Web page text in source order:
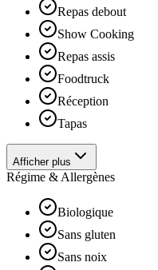
Repas debout
Show Cooking
Repas assis
Foodtruck
Réception
Tapas
Afficher plus
Régime & Allergènes
Biologique
Sans gluten
Sans noix